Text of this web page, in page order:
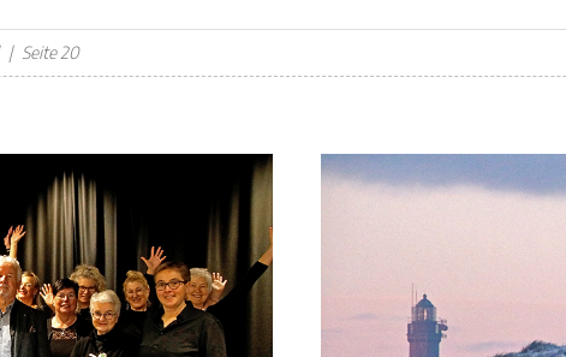
Seite 20